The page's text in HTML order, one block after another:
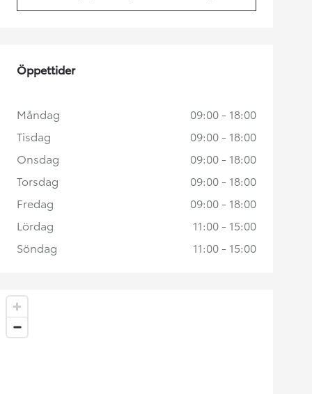
Öppettider
Måndag
09:00 - 18:00
Tisdag
09:00 - 18:00
Onsdag
09:00 - 18:00
Torsdag
09:00 - 18:00
Fredag
09:00 - 18:00
Lördag
11:00 - 15:00
Söndag
11:00 - 15:00